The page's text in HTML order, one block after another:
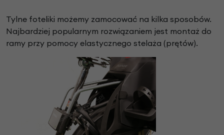
Tylne foteliki możemy zamocować na kilka sposobów.
Najbardziej popularnym rozwiązaniem jest montaż do
ramy przy pomocy elastycznego stelaża (prętów).